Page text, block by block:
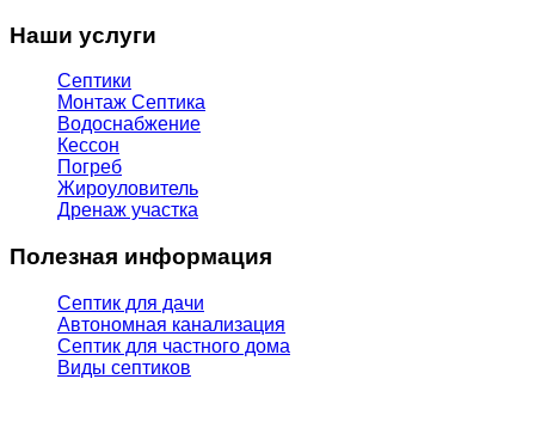
Наши услуги
Септики
Монтаж Септика
Водоснабжение
Кессон
Погреб
Жироуловитель
Дренаж участка
Полезная информация
Септик для дачи
Автономная канализация
Септик для частного дома
Виды септиков